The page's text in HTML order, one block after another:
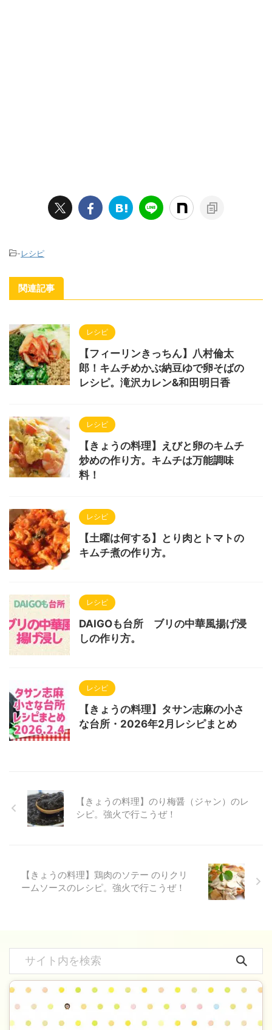
-レシピ
関連記事
レシピ
【フィーリンきっちん】八村倫太
郎！キムチめかぶ納豆ゆで卵そばの
レシピ。滝沢カレン&和田明日香
レシピ
【きょうの料理】えびと卵のキムチ
炒めの作り方。キムチは万能調味
料！
レシピ
【土曜は何する】とり肉とトマトの
キムチ煮の作り方。
レシピ
DAIGOも台所 ブリの中華風揚げ浸
しの作り方。
レシピ
【きょうの料理】タサン志麻の小さ
な台所・2026年2月レシピまとめ
【きょうの料理】のり梅醤（ジャン）のレ
シピ。強火で行こうぜ！
【きょうの料理】鶏肉のソテー のりクリ
ームソースのレシピ。強火で行こうぜ！